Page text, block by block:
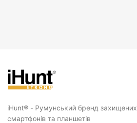
iHunt® - Румунський бренд захищених
смартфонів та планшетів